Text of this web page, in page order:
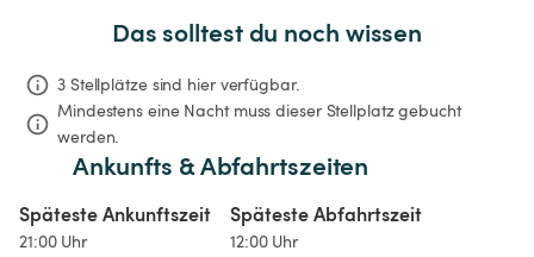
Das solltest du noch wissen
3 Stellplätze sind hier verfügbar.
Mindestens eine Nacht muss dieser Stellplatz gebucht
werden.
Ankunfts & Abfahrtszeiten
Späteste Ankunftszeit
21:00 Uhr
Späteste Abfahrtszeit
12:00 Uhr